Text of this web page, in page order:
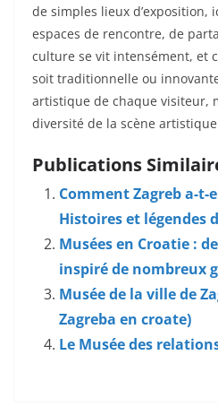
de simples lieux d’exposition,
espaces de rencontre, de
culture se vit intensément, et
soit traditionnelle ou
artistique de chaque visiteur,
diversité de la scène
Publications
Comment Zagreb a-t-
Histoires et légendes
Musées en Croatie :
inspiré de nombreux
Musée de la ville de
Zagreba en croate)
Le Musée des